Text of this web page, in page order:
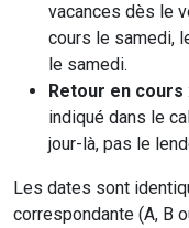
vacances dès le
cours le samedi,
le samedi.
Retour en cours
indiqué dans le
jour-là, pas le
Les dates sont
correspondante (A, B